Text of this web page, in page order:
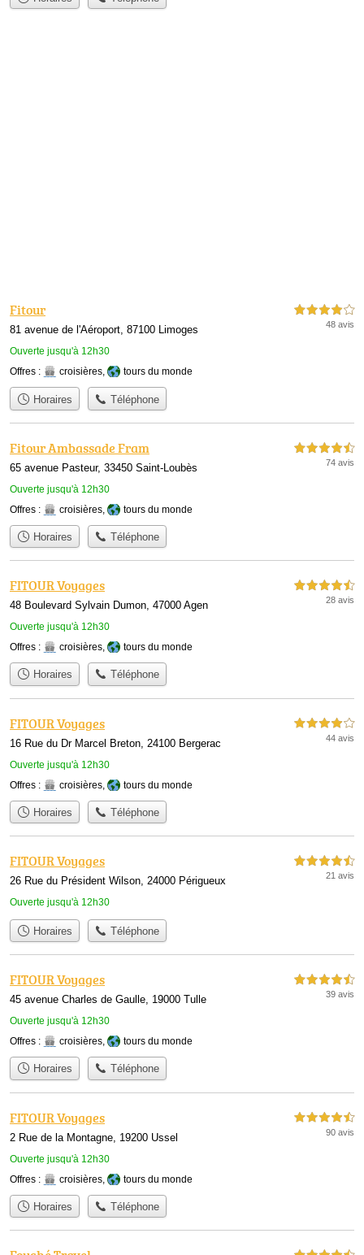
Fitour
81 avenue de l'Aéroport, 87100 Limoges
Ouverte jusqu'à 12h30
4,0 étoiles sur 5
48 avis
Offres : croisières, tours du monde
Horaires Téléphone
Fitour Ambassade Fram
65 avenue Pasteur, 33450 Saint-Loubès
Ouverte jusqu'à 12h30
4,5 étoiles sur 5
74 avis
Offres : croisières tours du monde
Horaires Téléphone
FITOUR Voyages
48 Boulevard Sylvain Dumon, 47000 Agen
Ouverte jusqu'à 12h30
4,5 étoiles sur 5
28 avis
Offres : croisières, tours du monde
Horaires Téléphone
FITOUR Voyages
16 Rue du Dr Marcel Breton, 24100 Bergerac
Ouverte jusqu'à 12h30
4,0 étoiles sur 5
44 avis
Offres : croisières tours du monde
Horaires Téléphone
FITOUR Voyages
26 Rue du Président Wilson, 24000 Périgueux
Ouverte jusqu'à 12h30
4,5 étoiles sur 5
21 avis
Horaires Téléphone
FITOUR Voyages
45 avenue Charles de Gaulle, 19000 Tulle
Ouverte jusqu'à 12h30
4,5 étoiles sur 5
39 avis
Offres : croisières, tours du monde
Horaires Téléphone
FITOUR Voyages
2 Rue de la Montagne, 19200 Ussel
Ouverte jusqu'à 12h30
4,5 étoiles sur 5
90 avis
Offres : croisières tours du monde
Horaires Téléphone